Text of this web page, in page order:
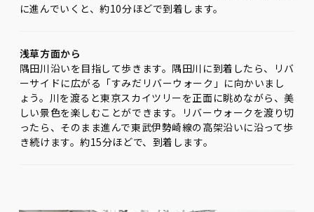
に進んでいくと、約10分ほどで到着します。
浅草方面から
隅田川沿いを目指して歩きます。隅田川に到着したら、リバ
ーサイドに広がる「すみだリバーウォーク」に向かいまし
ょう。川を渡ると東京スカイツリーを正面に眺めながら、美
しい景色を楽しむことができます。リバーウォークを渡り切
ったら、そのまま進んで東武伊勢崎線の高架沿いに沿って歩
き続けます。約15分ほどで、到着します。